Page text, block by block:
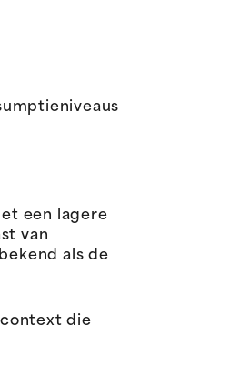
een lagere
van
als de
die